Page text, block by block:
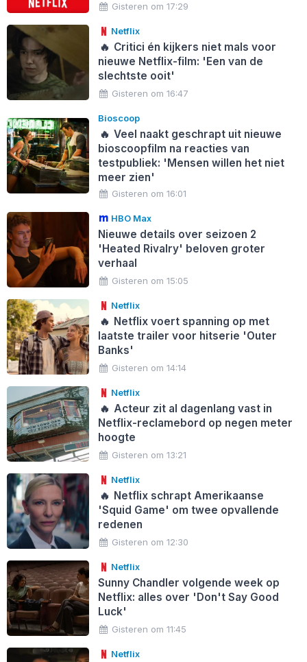
Gisteren om 17:29
Netflix
🔥 Critici én kijkers niet mals voor
nieuwe Netflix-film: 'Een van de
slechtste ooit'
Gisteren om 16:47
Bioscoop
🔥 Veel naakt geschrapt uit nieuwe
bioscoopfilm na reacties van
testpubliek: 'Mensen willen het niet
meer zien'
Gisteren om 16:01
HBO Max
Nieuwe details over seizoen 2
'Heated Rivalry' beloven groter
verhaal
Gisteren om 15:05
Netflix
🔥 Netflix voert spanning op met
laatste trailer voor hitserie 'Outer
Banks'
Gisteren om 14:14
Netflix
🔥 Acteur zit al dagenlang vast in
Netflix-reclamebord op negen meter
hoogte
Gisteren om 13:21
Netflix
🔥 Netflix schrapt Amerikaanse
'Squid Game' om twee opvallende
redenen
Gisteren om 12:30
Netflix
Sunny Chandler volgende week op
Netflix: alles over 'Don't Say Good
Luck'
Gisteren om 11:45
Netflix